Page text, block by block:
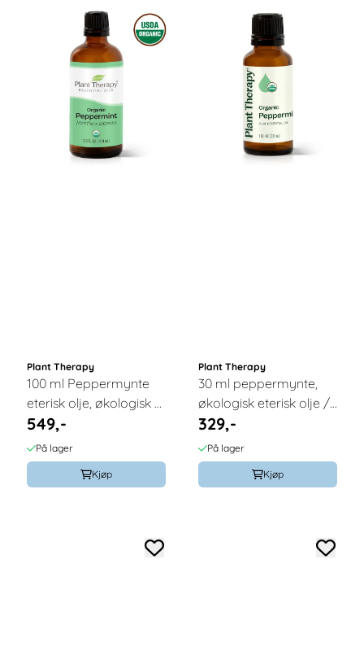
Plant Therapy
100 ml Peppermynte
eterisk olje, økologisk /
Plant Therapy
549,-
På lager
Kjøp
Plant Therapy
30 ml peppermynte,
økologisk eterisk olje /
Plant Therapy
329,-
På lager
Kjøp